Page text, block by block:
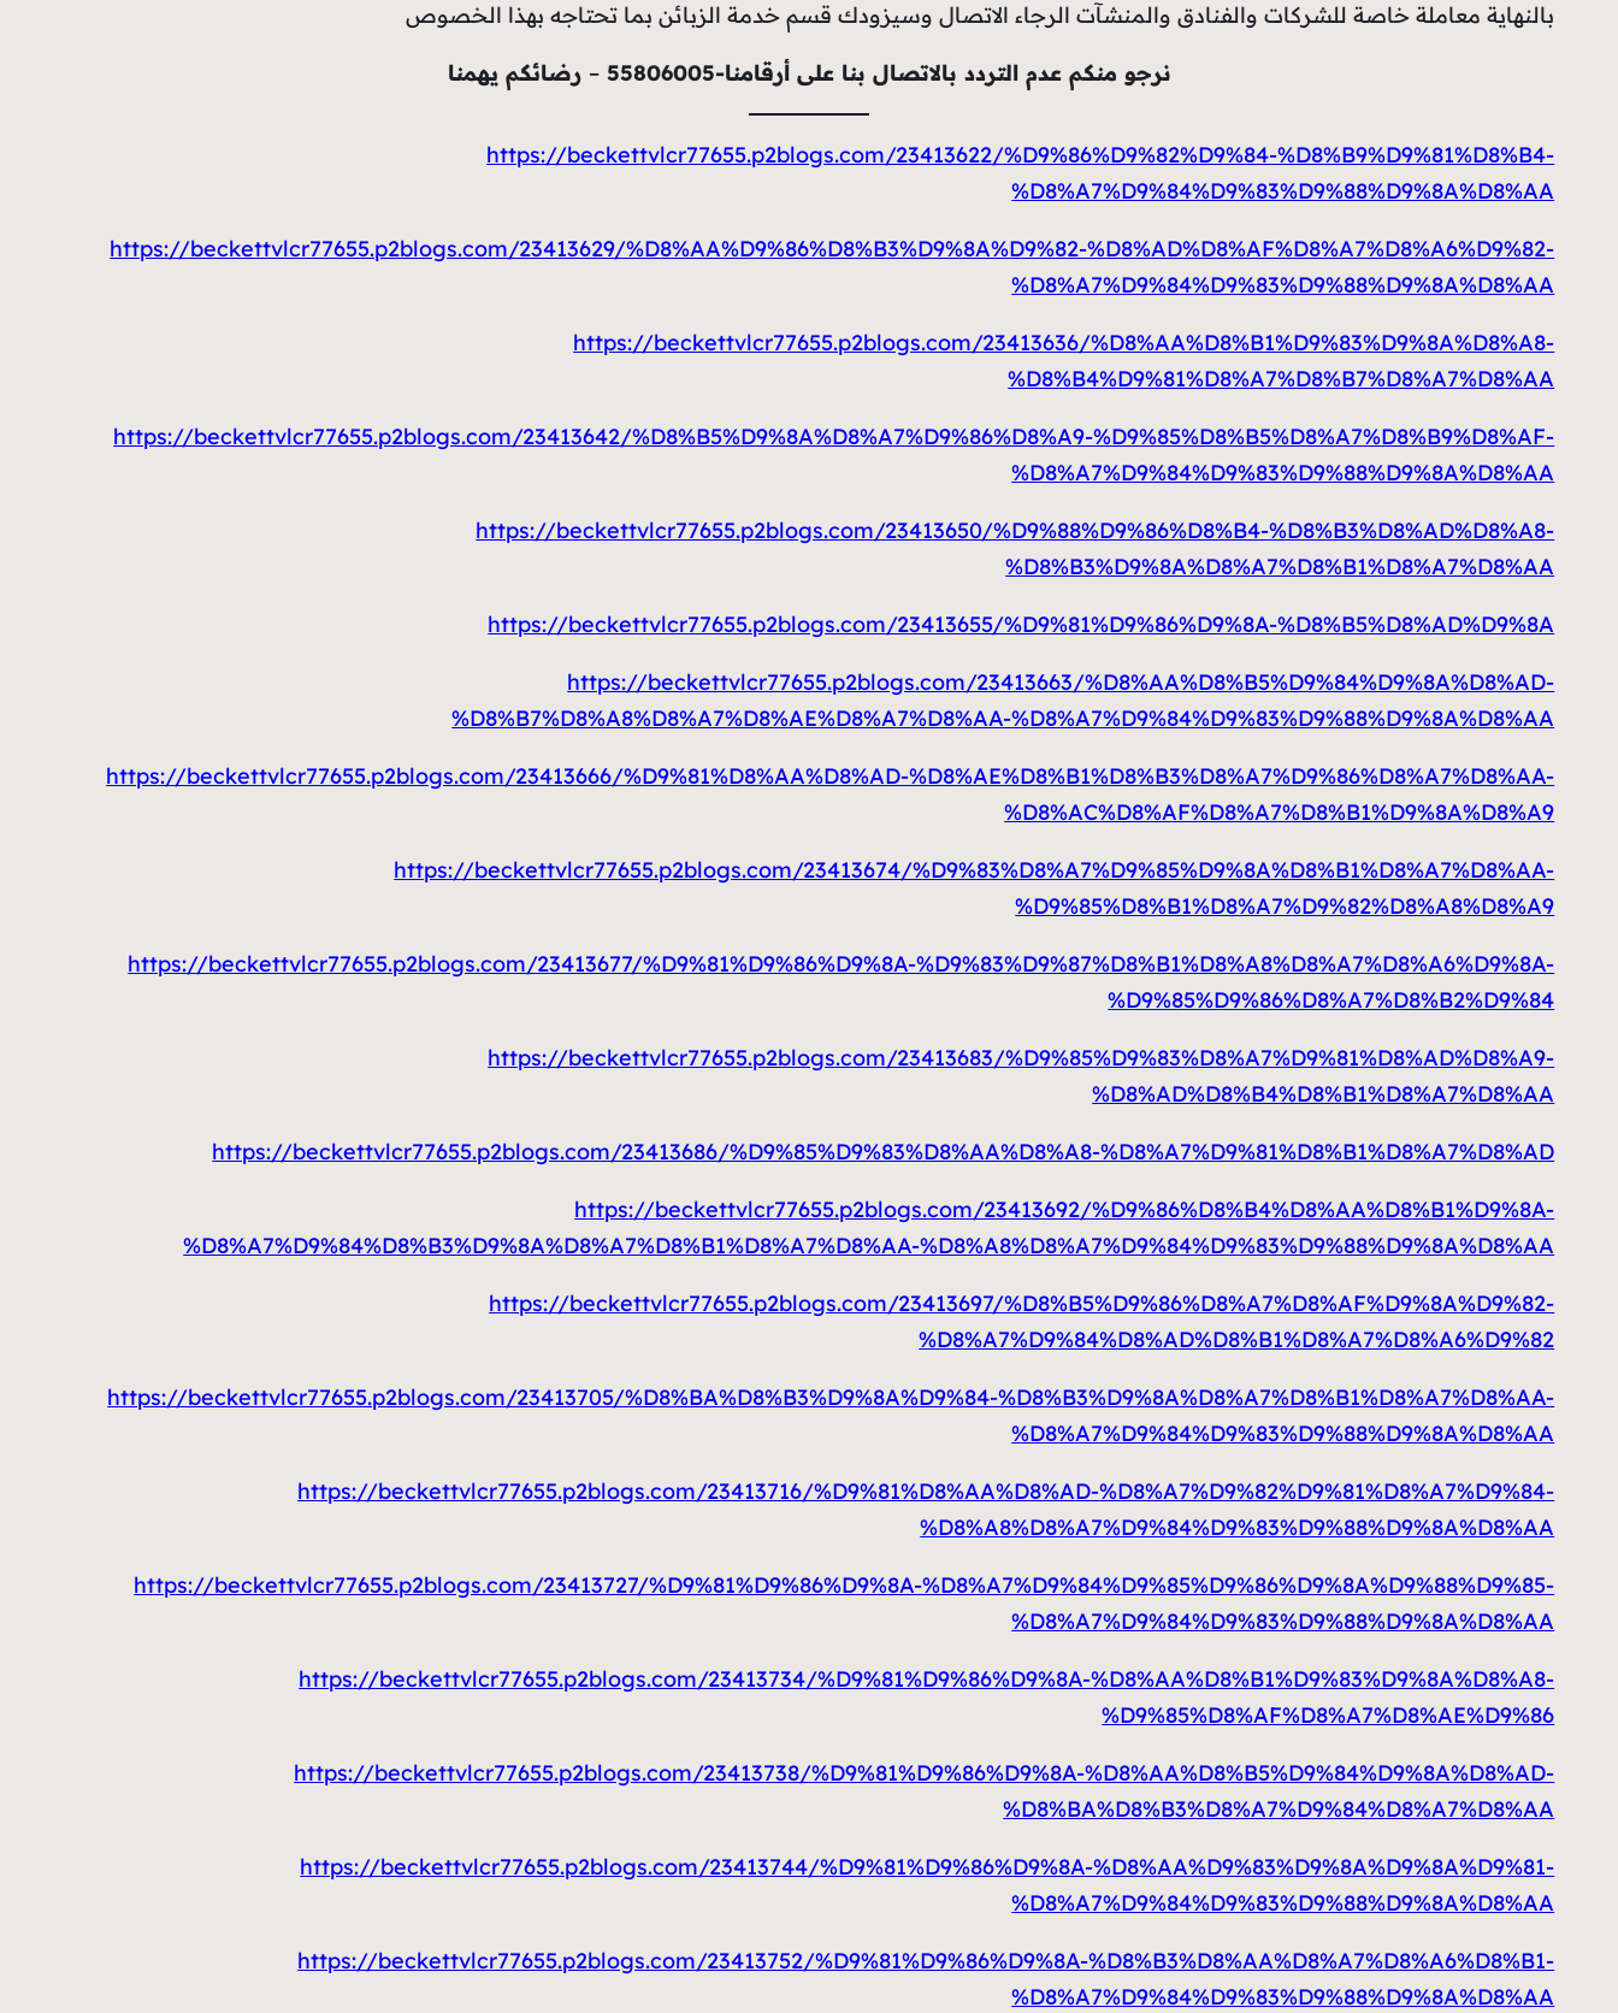
بالنهاية معاملة خاصة للشركات والفنادق والمنشآت الرجاء الاتصال وسيزودك قسم خدمة الزبائن بما تحتاجه بهذا الخصوص
نرجو منكم عدم التردد بالاتصال بنا على أرقامنا-55806005
– رضائكم يهمنا
https://beckettvlcr77655.p2blogs.com/23413622/%D9%86%D9%82%D9%84-%D8%B9%D9%81%D8%B4-
%D8%A7%D9%84%D9%83%D9%88%D9%8A%D8%AA
https://beckettvlcr77655.p2blogs.com/23413629/%D8%AA%D9%86%D8%B3%D9%8A%D9%82-%D8%AD%D8%AF%D8%A7%D8%A6%D9%82-
%D8%A7%D9%84%D9%83%D9%88%D9%8A%D8%AA
https://beckettvlcr77655.p2blogs.com/23413636/%D8%AA%D8%B1%D9%83%D9%8A%D8%A8-
%D8%B4%D9%81%D8%A7%D8%B7%D8%A7%D8%AA
https://beckettvlcr77655.p2blogs.com/23413642/%D8%B5%D9%8A%D8%A7%D9%86%D8%A9-%D9%85%D8%B5%D8%A7%D8%B9%D8%AF-
%D8%A7%D9%84%D9%83%D9%88%D9%8A%D8%AA
https://beckettvlcr77655.p2blogs.com/23413650/%D9%88%D9%86%D8%B4-%D8%B3%D8%AD%D8%A8-
%D8%B3%D9%8A%D8%A7%D8%B1%D8%A7%D8%AA
https://beckettvlcr77655.p2blogs.com/23413655/%D9%81%D9%86%D9%8A-%D8%B5%D8%AD%D9%8A
https://beckettvlcr77655.p2blogs.com/23413663/%D8%AA%D8%B5%D9%84%D9%8A%D8%AD-
%D8%B7%D8%A8%D8%A7%D8%AE%D8%A7%D8%AA-%D8%A7%D9%84%D9%83%D9%88%D9%8A%D8%AA
https://beckettvlcr77655.p2blogs.com/23413666/%D9%81%D8%AA%D8%AD-%D8%AE%D8%B1%D8%B3%D8%A7%D9%86%D8%A7%D8%AA-
%D8%AC%D8%AF%D8%A7%D8%B1%D9%8A%D8%A9
https://beckettvlcr77655.p2blogs.com/23413674/%D9%83%D8%A7%D9%85%D9%8A%D8%B1%D8%A7%D8%AA-
%D9%85%D8%B1%D8%A7%D9%82%D8%A8%D8%A9
https://beckettvlcr77655.p2blogs.com/23413677/%D9%81%D9%86%D9%8A-%D9%83%D9%87%D8%B1%D8%A8%D8%A7%D8%A6%D9%8A-
%D9%85%D9%86%D8%A7%D8%B2%D9%84
https://beckettvlcr77655.p2blogs.com/23413683/%D9%85%D9%83%D8%A7%D9%81%D8%AD%D8%A9-
%D8%AD%D8%B4%D8%B1%D8%A7%D8%AA
https://beckettvlcr77655.p2blogs.com/23413686/%D9%85%D9%83%D8%AA%D8%A8-%D8%A7%D9%81%D8%B1%D8%A7%D8%AD
https://beckettvlcr77655.p2blogs.com/23413692/%D9%86%D8%B4%D8%AA%D8%B1%D9%8A-
%D8%A7%D9%84%D8%B3%D9%8A%D8%A7%D8%B1%D8%A7%D8%AA-%D8%A8%D8%A7%D9%84%D9%83%D9%88%D9%8A%D8%AA
https://beckettvlcr77655.p2blogs.com/23413697/%D8%B5%D9%86%D8%A7%D8%AF%D9%8A%D9%82-
%D8%A7%D9%84%D8%AD%D8%B1%D8%A7%D8%A6%D9%82
https://beckettvlcr77655.p2blogs.com/23413705/%D8%BA%D8%B3%D9%8A%D9%84-%D8%B3%D9%8A%D8%A7%D8%B1%D8%A7%D8%AA-
%D8%A7%D9%84%D9%83%D9%88%D9%8A%D8%AA
https://beckettvlcr77655.p2blogs.com/23413716/%D9%81%D8%AA%D8%AD-%D8%A7%D9%82%D9%81%D8%A7%D9%84-
%D8%A8%D8%A7%D9%84%D9%83%D9%88%D9%8A%D8%AA
https://beckettvlcr77655.p2blogs.com/23413727/%D9%81%D9%86%D9%8A-%D8%A7%D9%84%D9%85%D9%86%D9%8A%D9%88%D9%85-
%D8%A7%D9%84%D9%83%D9%88%D9%8A%D8%AA
https://beckettvlcr77655.p2blogs.com/23413734/%D9%81%D9%86%D9%8A-%D8%AA%D8%B1%D9%83%D9%8A%D8%A8-
%D9%85%D8%AF%D8%A7%D8%AE%D9%86
https://beckettvlcr77655.p2blogs.com/23413738/%D9%81%D9%86%D9%8A-%D8%AA%D8%B5%D9%84%D9%8A%D8%AD-
%D8%BA%D8%B3%D8%A7%D9%84%D8%A7%D8%AA
https://beckettvlcr77655.p2blogs.com/23413744/%D9%81%D9%86%D9%8A-%D8%AA%D9%83%D9%8A%D9%8A%D9%81-
%D8%A7%D9%84%D9%83%D9%88%D9%8A%D8%AA
https://beckettvlcr77655.p2blogs.com/23413752/%D9%81%D9%86%D9%8A-%D8%B3%D8%AA%D8%A7%D8%A6%D8%B1-
%D8%A7%D9%84%D9%83%D9%88%D9%8A%D8%AA